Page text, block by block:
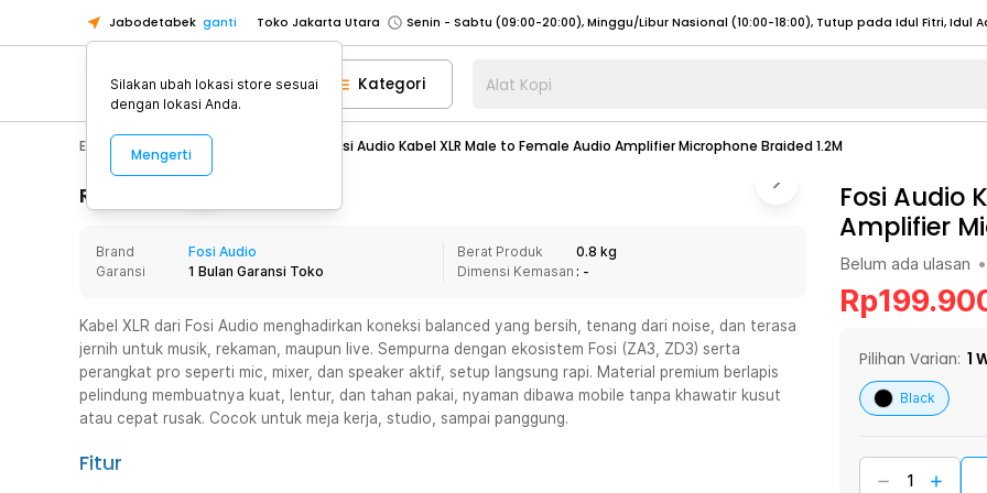
Jabodetabek ganti Toko Jakarta Utara
Toko Tangerang
Toko Cikupa
Pick n Go Jakarta Barat
Senin - Jumat (07:00 - 20:00), Sabtu - Minggu (08:00 - 20:00), Tutup pada Idul Fitri
Pick n Go Bekasi
Senin - Jumat (08:00 - 20:00), Sabtu - Minggu/ Libur Nasional (08:00 - 17:00)
Senin - Jumat (08:00 - 20:00), Sabtu - Minggu/ Libur Nasional (08:00 - 17:00) Selengkapnya
Senin - Sabtu (09:00-20:00), Minggu/Libur Nasional (12:00-20:00), Tutup pada Idul Fitri
Senin - Sabtu (09:00-20:00), Minggu/Libur Nasional (12:00-20:00), Tutup pada Idul Fitri
Toko Tangerang
Toko Cikupa
Pick n Go Jakarta Barat
Senin - Jumat (07:00 - 20:00), Sabtu - Minggu (08:00 - 20:00), Tutup pada Idul Fitri
Pick n Go Bekasi
Senin - Jumat (08:00 - 20:00), Sabtu - Minggu/ Libur Nasional (08:00 - 17:00)
Selengkapnya
Kategori Alat Kopi
Electronic Audio Fosi Audio Kabel XLR Male to Female Audio Amplifier Microphone Braided 1.2M
Rincian Produk
Brand
Fosi Audio
Garansi
1 Bulan Garansi Toko
Berat Produk
0.8 kg
Dimensi Kemasan : -
Kabel XLR dari Fosi Audio menghadirkan koneksi balanced yang bersih, tenang dari noise, dan terasa
jernih untuk musik, rekaman, maupun live. Sempurna dengan ekosistem Fosi (ZA3, ZD3) serta
perangkat pro seperti mic, mixer, dan speaker aktif, setup langsung rapi. Material premium berlapis
pelindung membuatnya kuat, lentur, dan tahan pakai, nyaman dibawa mobile tanpa khawatir kusut
atau cepat rusak. Cocok untuk meja kerja, studio, sampai panggung.
Fitur
Fosi Audio
Amplifier
Belum ada ulasan •
Rp
Pilihan Varian: 1
Black
Silakan ubah lokasi store sesuai
dengan lokasi Anda.
Mengerti